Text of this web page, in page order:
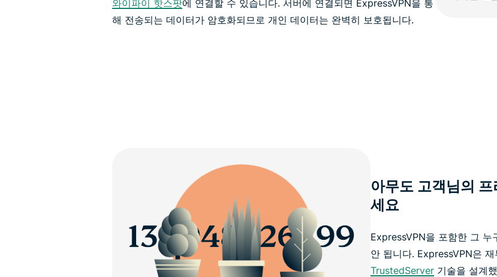
와이파이 핫스팟에 연결할 수 있습니다. 서버에 연결되면 ExpressVPN을 통
해 전송되는 데이터가 암호화되므로 개인 데이터는 완벽히 보호됩니다.
아무도 고객님의
세요
ExpressVPN을 포함한 그 누
안 됩니다. ExpressVPN은
TrustedServer기술을 설계